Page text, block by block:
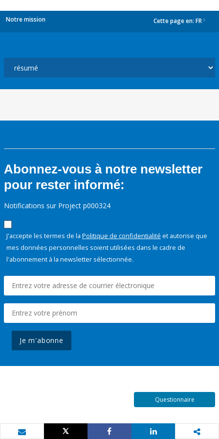
Notre mission Cette page en: FR
Abonnez-vous à notre newsletter
pour rester informé:
Notifications sur Project p000324
J'accepte les termes de la Politique de confidentialité et autorise que
mes données personnelles soient utilisées dans le cadre de
l'abonnement à la newsletter sélectionnée.
Je m'abonne
Questionnaire